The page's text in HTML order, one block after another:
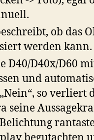
ob das
werden kann.
D40/D40x/D60
und
so verliert
seine